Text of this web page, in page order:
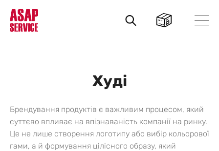
Пошук
товарів
Худі
Брендування продуктів є важливим процесом, який
суттєво впливає на впізнаваність компанії на ринку.
Це не лише створення логотипу або вибір кольорової
гами, а й формування цілісного образу, який